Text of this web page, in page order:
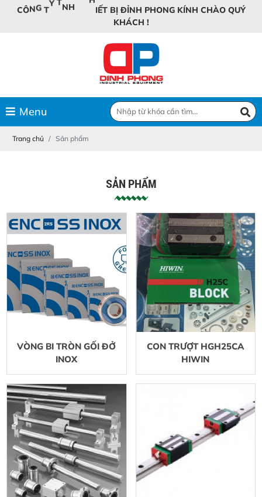
CÔNG TY NH I
T B N
H PHONG KÍNH CHÀO QUÝ
KHÁCH !
Menu
Trang chủ Sản phẩm
SẢN PHẨM
VÒNG BI TRÒN GỐI ĐỞ
INOX
CON TRƯỢT HGH25CA
HIWIN